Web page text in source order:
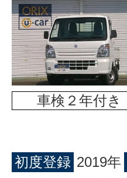
車検２年付き
初度登録 2019年